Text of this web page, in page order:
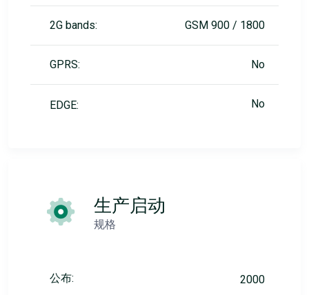
2G bands: GSM 900 / 1800
GPRS: No
EDGE: No
生产启动
规格
公布: 2000